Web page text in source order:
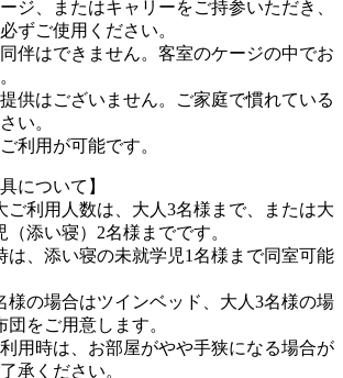
ジ、またはキャリーをご持参いただき、
ずご使用ください。
伴はできません。客室のケージの中でお
供はございません。ご家庭で慣れている
い。
利用が可能です。
について】
ご利用人数は、大人3名様まで、または大
（添い寝）2名様までです。
は、添い寝の未就学児1名様まで同室可能
様の場合はツインベッド、大人3名様の場
をご用意します。
用時は、お部屋がやや手狭になる場合が
承ください。